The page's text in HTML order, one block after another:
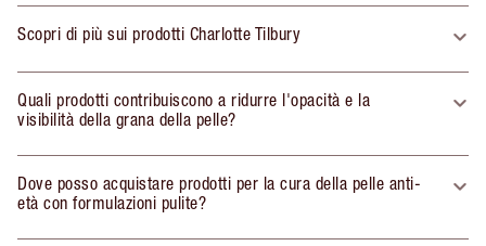
Scopri di più sui prodotti Charlotte Tilbury
Quali prodotti contribuiscono a ridurre l'opacità e la
visibilità della grana della pelle?
Dove posso acquistare prodotti per la cura della pelle anti-
età con formulazioni pulite?